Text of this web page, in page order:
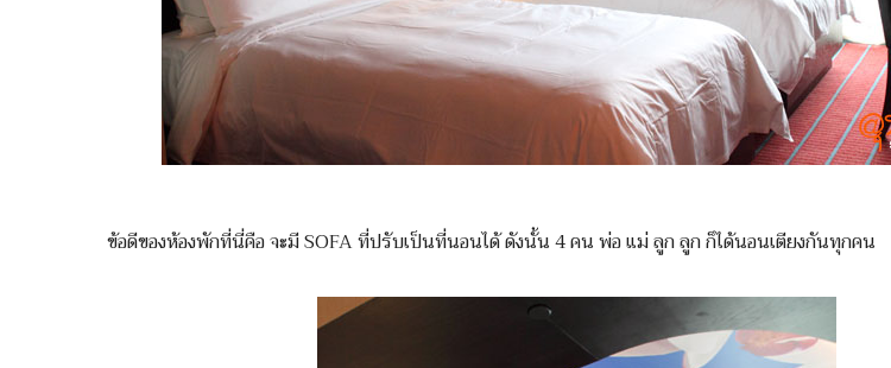
ข้อดีของห้องพักที่นี่คือ จะมี SOFA ที่ปรับเป็นที่นอนได้ ดังนั้น 4 คน พ่อ แม่ ลูก ลูก ก็ได้นอนเตียงกันทุกคน